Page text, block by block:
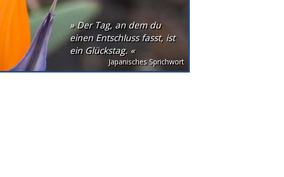
» Der Tag, an dem du
einen Entschluss fasst, ist
ein Glückstag. «
Japanisches Sprichwort